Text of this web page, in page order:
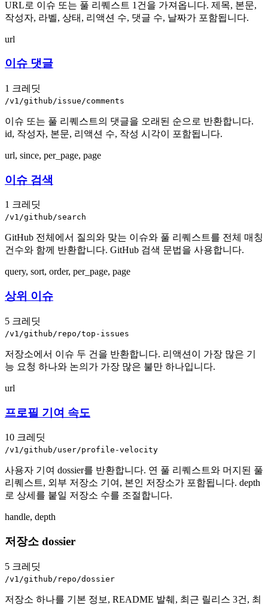
URL로 이슈 또는 풀 리퀘스트 1건을 가져옵니다. 제목, 본문,
작성자, 라벨, 상태, 리액션 수, 댓글 수, 날짜가 포함됩니다.
url
이슈 댓글
1 크레딧
/v1/github/issue/comments
이슈 또는 풀 리퀘스트의 댓글을 오래된 순으로 반환합니다.
id, 작성자, 본문, 리액션 수, 작성 시각이 포함됩니다.
url, since, per_page, page
이슈 검색
1 크레딧
/v1/github/search
GitHub 전체에서 질의와 맞는 이슈와 풀 리퀘스트를 전체 매칭
건수와 함께 반환합니다. GitHub 검색 문법을 사용합니다.
query, sort, order, per_page, page
상위 이슈
5 크레딧
/v1/github/repo/top-issues
저장소에서 이슈 두 건을 반환합니다. 리액션이 가장 많은 기
능 요청 하나와 논의가 가장 많은 불만 하나입니다.
url
프로필 기여 속도
10 크레딧
/v1/github/user/profile-velocity
사용자 기여 dossier를 반환합니다. 연 풀 리퀘스트와 머지된 풀
리퀘스트, 외부 저장소 기여, 본인 저장소가 포함됩니다. depth
로 상세를 붙일 저장소 수를 조절합니다.
handle, depth
저장소 dossier
5 크레딧
/v1/github/repo/dossier
저장소 하나를 기본 정보, README 발췌, 최근 릴리스 3건, 최